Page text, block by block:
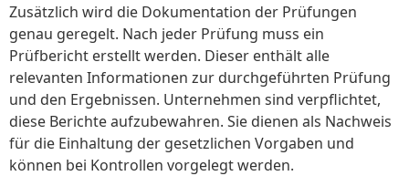
Zusätzlich wird die Dokumentation der Prüfungen
genau geregelt. Nach jeder Prüfung muss ein
Prüfbericht erstellt werden. Dieser enthält alle
relevanten Informationen zur durchgeführten Prüfung
und den Ergebnissen. Unternehmen sind verpflichtet,
diese Berichte aufzubewahren. Sie dienen als Nachweis
für die Einhaltung der gesetzlichen Vorgaben und
können bei Kontrollen vorgelegt werden.